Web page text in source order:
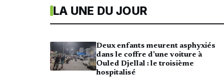
LA UNE DU JOUR
Deux enfants meurent asphyxiés
dans le coffre d’une voiture à
Ouled Djellal : le troisième
hospitalisé